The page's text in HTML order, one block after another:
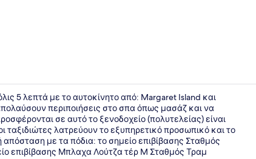
Εσωτερική
5 λεπτά με το αυτοκίνητο από: Margaret Island και
περιποιήσεις στο σπα όπως μασάζ και να
σε αυτό το ξενοδοχείο (πολυτελείας) είναι
ταξιδιώτες λατρεύουν το εξυπηρετικό προσωπικό και το
με τα πόδια: το σημείο επιβίβασης Σταθμός
επιβίβασης Μπλαχα Λούτζα τέρ M Σταθμός Τραμ